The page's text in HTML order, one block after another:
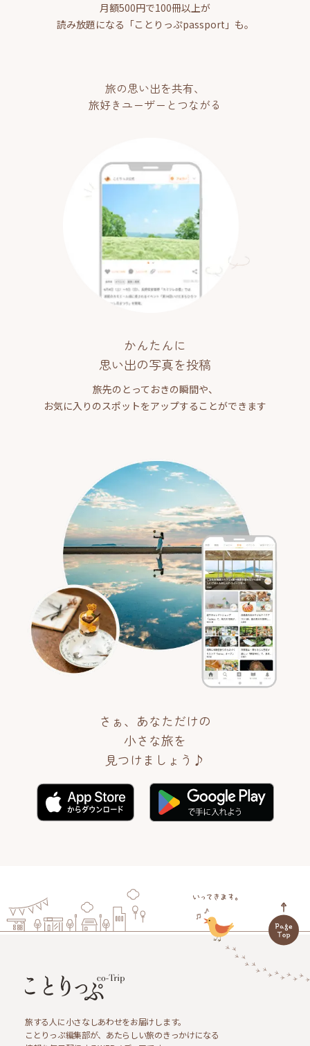
月額500円で100冊以上が
読み放題になる「ことりっぷpassport」も。
旅の思い出を共有、
旅好きユーザーとつながる
かんたんに
思い出の写真を投稿
旅先のとっておきの瞬間や、
お気に入りのスポットをアップすることができます
さぁ、あなただけの
小さな旅を
見つけましょう♪
旅する人に小さなしあわせをお届けします。
ことりっぷ編集部が、あたらしい旅のきっかけになる